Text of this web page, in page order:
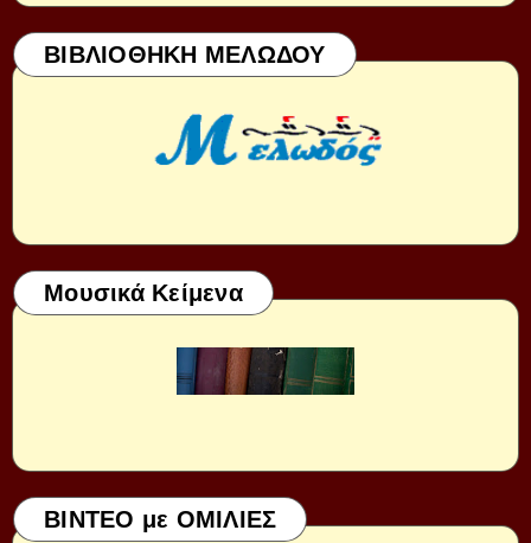
ΒΙΒΛΙΟΘΗΚΗ ΜΕΛΩΔΟΥ
Μουσικά Κείμενα
ΒΙΝΤΕΟ με ΟΜΙΛΙΕΣ